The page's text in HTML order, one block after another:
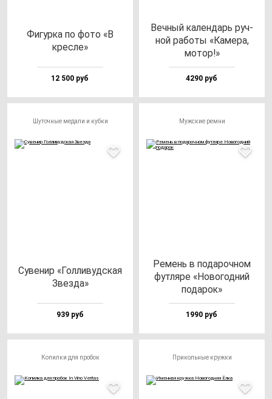
Фигур­ка по фо­то «В
крес­ле»
12 500 руб
Веч­ный ка­лен­дарь руч­
ной ра­бо­ты «Каме­ра,
мо­тор!»
4290 руб
Шуточные медали и кубки
Суве­нир «Гол­ли­вуд­ская
Звез­да»
939 руб
Мужские ремни
Ремень в по­да­роч­ном
фут­ля­ре «Ново­год­ний
по­да­рок»
1990 руб
Копилки для пробок Прикольные кружки